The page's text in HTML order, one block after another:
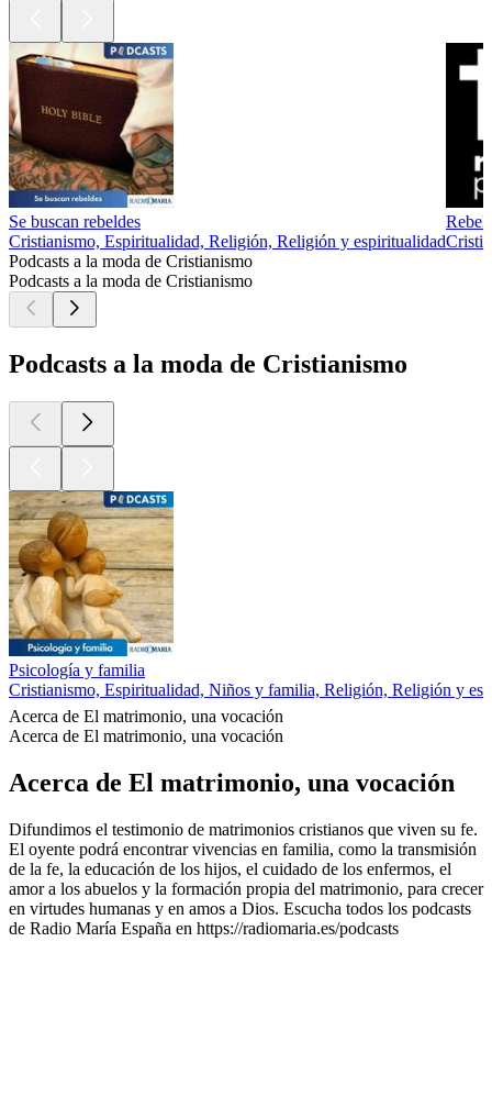
Se buscan rebeldes
Cristianismo, Espiritualidad, Religión, Religión y espiritualidad
Podcasts a la moda de Cristianismo
Podcasts a la moda de Cristianismo
Podcasts a la moda de Cristianismo
Psicología y familia
Cristianismo, Espiritualidad, Niños y familia, Religión, Religión y
Acerca de El matrimonio, una vocación
Acerca de El matrimonio, una vocación
Acerca de El matrimonio, una vocación
Difundimos el testimonio de matrimonios cristianos que viven su fe.
El oyente podrá encontrar vivencias en familia, como la transmisión
de la fe, la educación de los hijos, el cuidado de los enfermos, el
amor a los abuelos y la formación propia del matrimonio, para crecer
en virtudes humanas y en amos a Dios. Escucha todos los podcasts
de Radio María España en https://radiomaria.es/podcasts